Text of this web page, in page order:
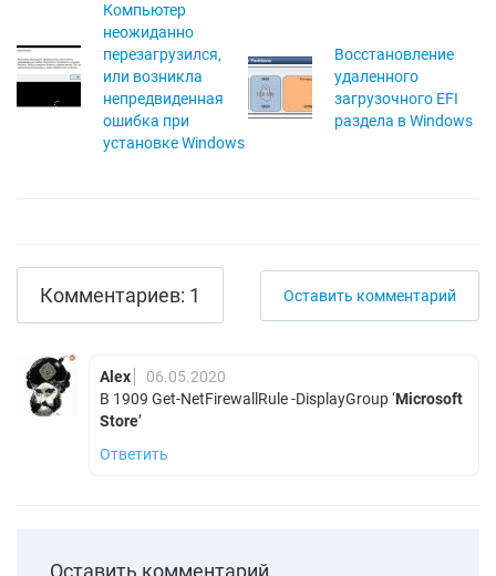
Компьютер
неожиданно
перезагрузился,
или возникла
непредвиденная
ошибка при
установке Windows
Восстановление
удаленного
загрузочного EFI
раздела в Windows
Комментариев: 1 Оставить комментарий
Alex
06.05.2020
В 1909 Get-NetFirewallRule -DisplayGroup ‘Microsoft
Store’
Ответить
Оставить комментарий